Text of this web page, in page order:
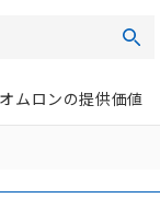
オムロンの提供価値